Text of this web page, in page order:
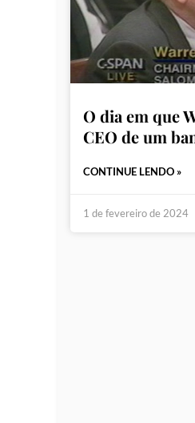
O dia em que
CEO de um
CONTINUE LENDO »
1 de fevereiro de 2024